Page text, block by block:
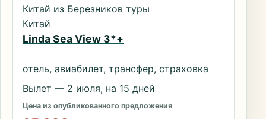
Китай из Березников туры
Китай
Linda Sea View 3*+
отель, авиабилет, трансфер, страховка
Вылет — 2 июля, на 15 дней
Цена из опубликованного предложения